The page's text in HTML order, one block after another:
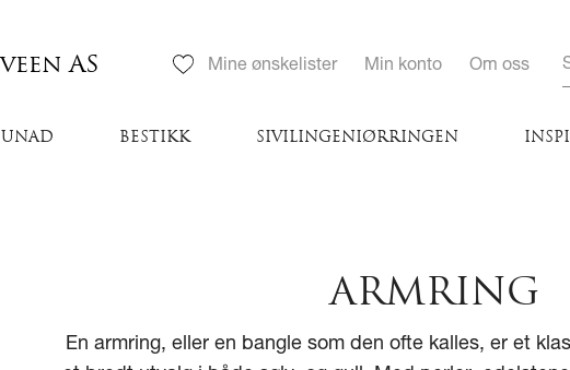
AS Mine ønskelister Min konto Om oss
BESTIKK SIVILINGENIØRRINGEN
ARMRING
En armring, eller en bangle som den ofte kalles, er et